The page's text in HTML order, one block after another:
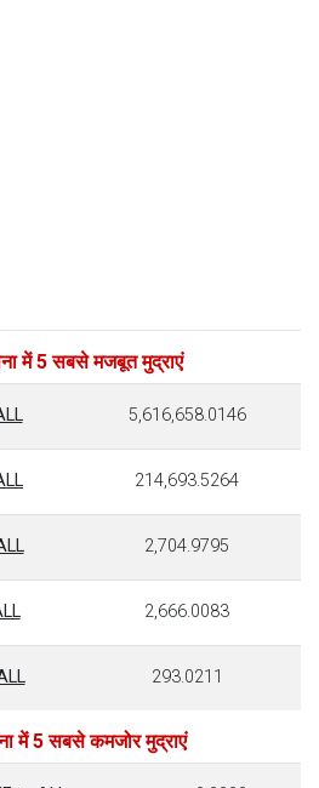
में 5 सबसे मजबूत मुद्राएं
5,616,658.0146
214,693.5264
2,704.9795
2,666.0083
293.0211
में 5 सबसे कमजोर मुद्राएं